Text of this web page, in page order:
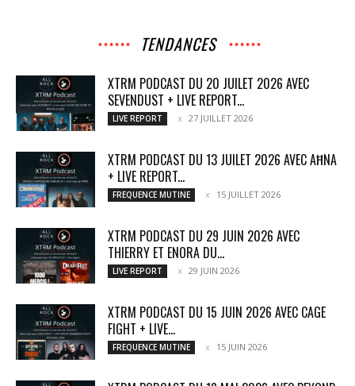
TENDANCES
XTRM PODCAST DU 20 JUILET 2026 AVEC
SEVENDUST + LIVE REPORT...
LIVE REPORT 27 JUILLET 2026
XTRM PODCAST DU 13 JUILET 2026 AVEC AĦNA
+ LIVE REPORT...
FREQUENCE MUTINE 15 JUILLET 2026
XTRM PODCAST DU 29 JUIN 2026 AVEC
THIERRY ET ENORA DU...
LIVE REPORT 29 JUIN 2026
XTRM PODCAST DU 15 JUIN 2026 AVEC CAGE
FIGHT + LIVE...
FREQUENCE MUTINE 15 JUIN 2026